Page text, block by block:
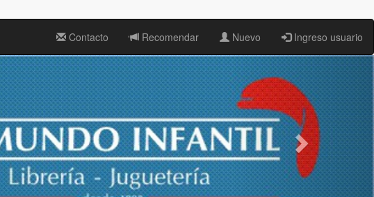
Contacto Recomendar Nuevo Ingreso usuario